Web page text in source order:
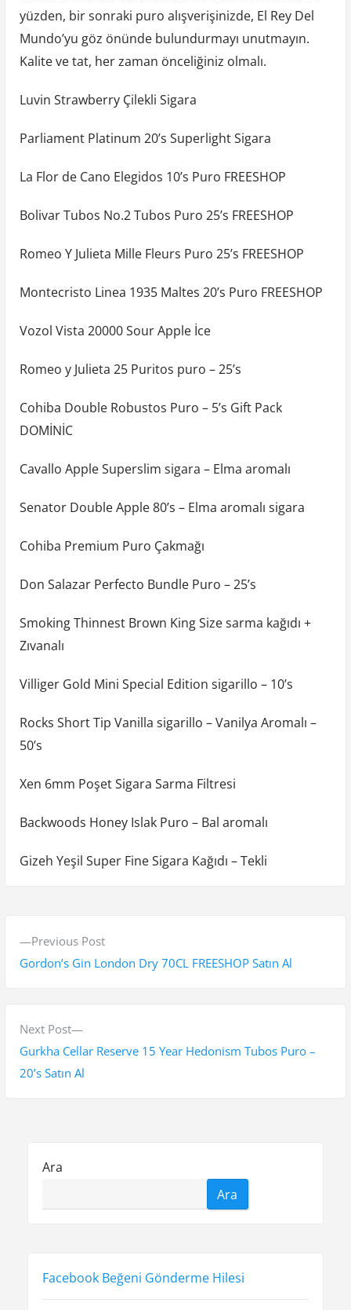
yüzden, bir sonraki puro alışverişinizde, El Rey Del
Mundo’yu göz önünde bulundurmayı unutmayın.
Kalite ve tat, her zaman önceliğiniz olmalı.
Luvin Strawberry Çilekli Sigara
Parliament Platinum 20’s Superlight Sigara
La Flor de Cano Elegidos 10’s Puro FREESHOP
Bolivar Tubos No.2 Tubos Puro 25’s FREESHOP
Romeo Y Julieta Mille Fleurs Puro 25’s FREESHOP
Montecristo Linea 1935 Maltes 20’s Puro FREESHOP
Vozol Vista 20000 Sour Apple İce
Romeo y Julieta 25 Puritos puro – 25’s
Cohiba Double Robustos Puro – 5’s Gift Pack
DOMİNİC
Cavallo Apple Superslim sigara – Elma aromalı
Senator Double Apple 80’s – Elma aromalı sigara
Cohiba Premium Puro Çakmağı
Don Salazar Perfecto Bundle Puro – 25’s
Smoking Thinnest Brown King Size sarma kağıdı +
Zıvanalı
Villiger Gold Mini Special Edition sigarillo – 10’s
Rocks Short Tip Vanilla sigarillo – Vanilya Aromalı –
50’s
Xen 6mm Poşet Sigara Sarma Filtresi
Backwoods Honey Islak Puro – Bal aromalı
Gizeh Yeşil Super Fine Sigara Kağıdı – Tekli
Previous PostP
r
o
Gordon’s Gin London Dry 70CL FREESHOP Satın Al
Next Post
N
e
x
Gurkha Cellar Reserve 15 Year Hedonism Tubos Puro –
20’s Satın Al
Ara
Ara
Facebook Beğeni Gönderme Hilesi